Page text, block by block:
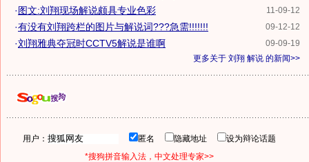
11-09-12
·图文:刘翔现场解说颇具专业色彩
09-12-12
·有没有刘翔跨栏的图片与解说词???急需!!!!!!!
09-09-19
·刘翔雅典夺冠时CCTV5解说是谁啊
更多关于 刘翔 解说 的新闻>>
用户： 匿名 隐藏地址
设为辩论话题
*搜狗拼音输入法，中文处理专家>>